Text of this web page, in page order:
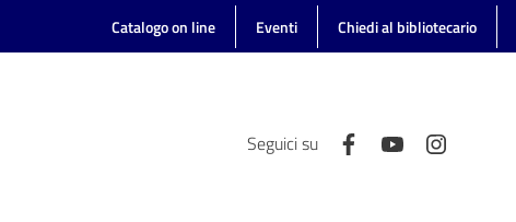
Catalogo on line Eventi Chiedi al bibliotecario
Seguici su